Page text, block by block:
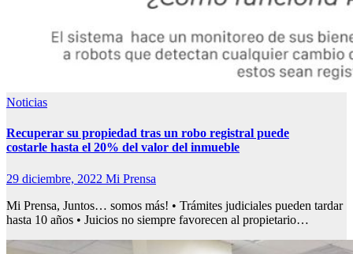
Noticias
Recuperar su propiedad tras un robo registral puede
costarle hasta el 20% del valor del inmueble
29 diciembre, 2022 Mi Prensa
Mi Prensa, Juntos… somos más! • Trámites judiciales pueden tardar
hasta 10 años • Juicios no siempre favorecen al propietario…